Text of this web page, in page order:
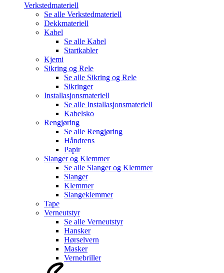
Verkstedmateriell
Se alle Verkstedmateriell
Dekkmateriell
Kabel
Se alle Kabel
Startkabler
Kjemi
Sikring og Rele
Se alle Sikring og Rele
Sikringer
Installasjonsmateriell
Se alle Installasjonsmateriell
Kabelsko
Rengjøring
Se alle Rengjøring
Håndrens
Papir
Slanger og Klemmer
Se alle Slanger og Klemmer
Slanger
Klemmer
Slangeklemmer
Tape
Verneutstyr
Se alle Verneutstyr
Hansker
Hørselvern
Masker
Vernebriller